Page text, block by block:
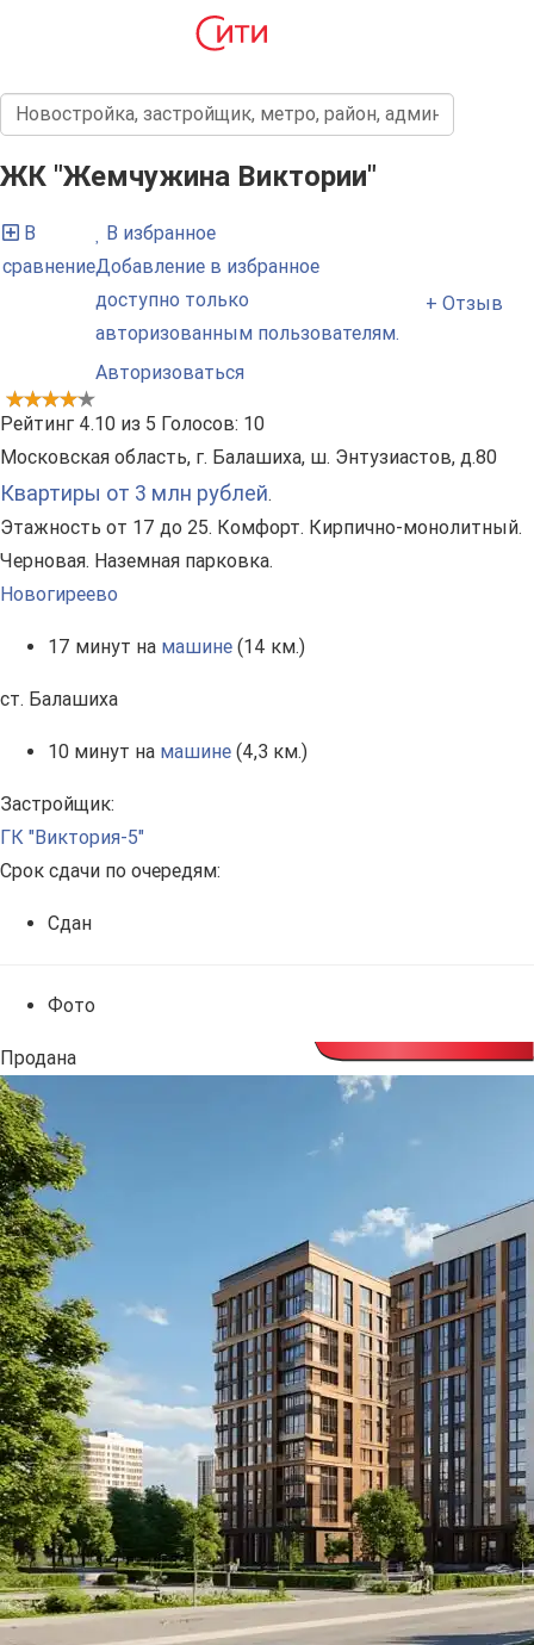
ЖК "Жемчужина Виктории"
В
сравнение
В избранное
Добавление в избранное
доступно только
авторизованным пользователям.
Авторизоваться
+ Отзыв
Рейтинг 4.10 из 5 Голосов: 10
Московская область, г. Балашиха, ш. Энтузиастов, д.80
Квартиры от 3 млн рублей.
Этажность от 17 до 25. Комфорт. Кирпично-монолитный.
Черновая. Наземная парковка.
Новогиреево
17 минут на машине (14 км.)
ст. Балашиха
10 минут на машине (4,3 км.)
Застройщик:
ГК "Виктория-5"
Срок сдачи по очередям:
Сдан
Фото
Продана